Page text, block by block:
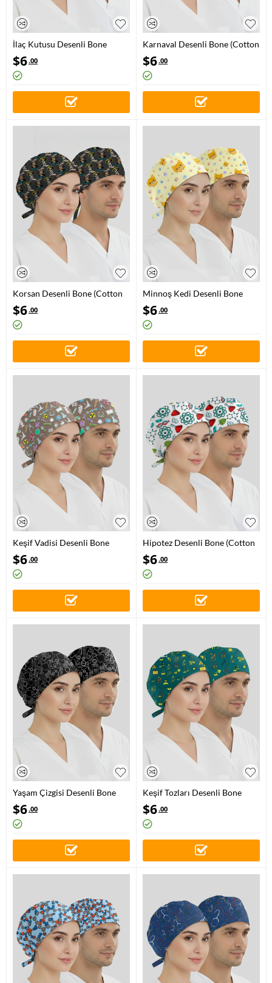
İlaç Kutusu Desenli Bone
(Cotton Likra Kumaş)
$6.00
Karnaval Desenli Bone (Cotton
Likra Kumaş)
$6.00
Korsan Desenli Bone (Cotton
Likra Kumaş)
$6.00
Minnoş Kedi Desenli Bone
(Cotton Likra Kumaş)
$6.00
Keşif Vadisi Desenli Bone
(Cotton Likra Kumaş)
$6.00
Hipotez Desenli Bone (Cotton
Likra Kumaş)
$6.00
Yaşam Çizgisi Desenli Bone
(Cotton Likra Kumaş)
$6.00
Keşif Tozları Desenli Bone
(Cotton Likra Kumaş)
$6.00